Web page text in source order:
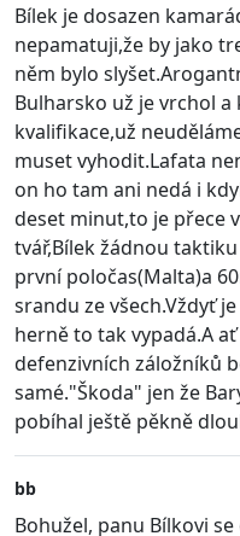
Bílek je dosazen
nepamatuji,že by jako
něm bylo
Bulharsko už je vrchol a
kvalifikace,už
muset vyhodit.Lafata
on ho tam ani nedá i
deset minut,to je přece
tvář,Bílek žádnou
první poločas(Malta)a
srandu ze všech.Vždyť
herně to tak vypadá.A
defenzivních záložníků
samé."Škoda" jen že
pobíhal ještě pěkně
bb
Bohužel, panu Bílkovi